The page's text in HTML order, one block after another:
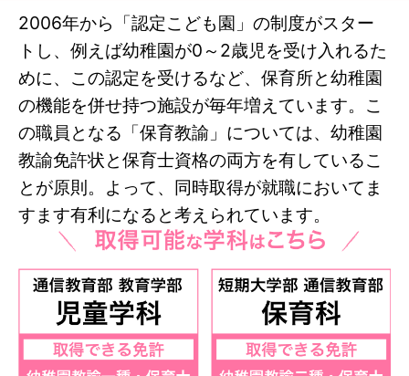
2006年から「認定こども園」の制度がスター
トし、例えば幼稚園が0～2歳児を受け入れるた
めに、この認定を受けるなど、保育所と幼稚園
の機能を併せ持つ施設が毎年増えています。こ
の職員となる「保育教諭」については、幼稚園
教諭免許状と保育士資格の両方を有しているこ
とが原則。よって、同時取得が就職においてま
すます有利になると考えられています。